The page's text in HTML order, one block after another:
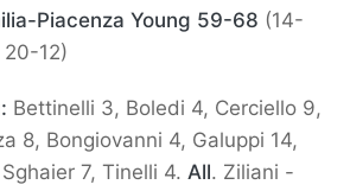
Piacenza Young 59-68 (14-
12)
Bettinelli 3, Boledi 4, Cerciello 9,
8, Bongiovanni 4, Galuppi 14,
7, Tinelli 4. All. Ziliani -